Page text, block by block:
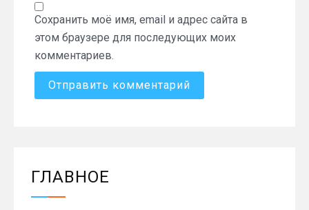
Сохранить моё имя, email и адрес сайта в
этом браузере для последующих моих
комментариев.
ГЛАВНОЕ